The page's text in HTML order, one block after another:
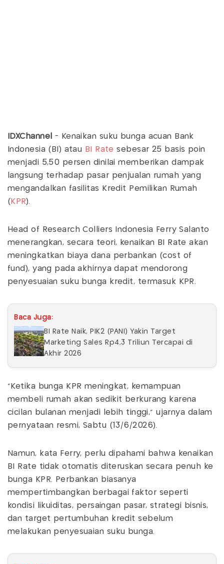
IDXChannel - Kenaikan suku bunga acuan Bank
Indonesia (BI) atau BI Rate sebesar 25 basis poin
menjadi 5,50 persen dinilai memberikan dampak
langsung terhadap pasar penjualan rumah yang
mengandalkan fasilitas Kredit Pemilikan Rumah
( KPR).
Head of Research Colliers Indonesia Ferry Salanto
menerangkan, secara teori, kenaikan BI Rate akan
meningkatkan biaya dana perbankan (cost of
fund), yang pada akhirnya dapat mendorong
penyesuaian suku bunga kredit, termasuk KPR.
Baca Juga:
BI Rate Naik, PIK2 (PANI) Yakin Target
Marketing Sales Rp4,3 Triliun Tercapai di
Akhir 2026
"Ketika bunga KPR meningkat, kemampuan
membeli rumah akan sedikit berkurang karena
cicilan bulanan menjadi lebih tinggi," ujarnya dalam
pernyataan resmi, Sabtu (13/6/2026).
Namun, kata Ferry, perlu dipahami bahwa kenaikan
BI Rate tidak otomatis diteruskan secara penuh ke
bunga KPR. Perbankan biasanya
mempertimbangkan berbagai faktor seperti
kondisi likuiditas, persaingan pasar, strategi bisnis,
dan target pertumbuhan kredit sebelum
melakukan penyesuaian suku bunga.